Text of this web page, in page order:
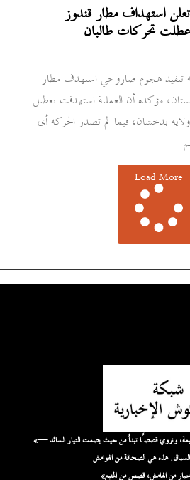
تعلن استهداف مطار قندوز
تحركات طالبان
تنفيذ هجوم صاروخي استهدف مطار
مؤكدة أن العملية استهدفت تعطيل
بدخشان، فيما لم تصدر الحركة أي
Load More
«نحن نُضخّم الأصوات التي لها قيمة، ونروي قصصًا تبدأ من حيث يصمت التيار السائد —